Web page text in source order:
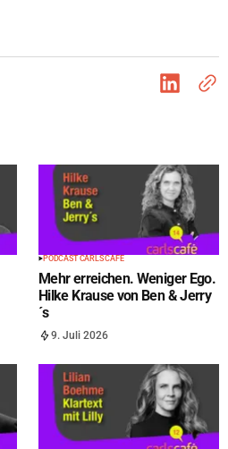
PODCAST CARLS CAFÉ
Mehr erreichen. Weniger Ego.
Hilke Krause von Ben & Jerry
´s
9. Juli 2026